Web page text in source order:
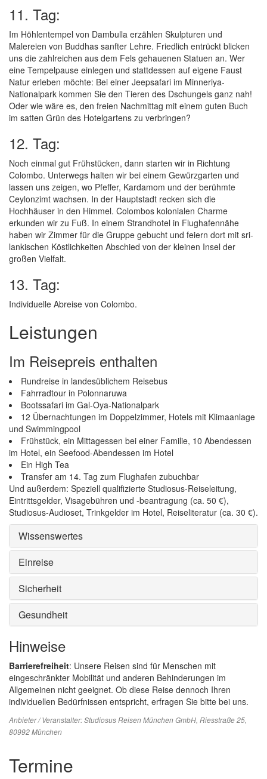
11. Tag:
Im Höhlentempel von Dambulla erzählen Skulpturen und
Malereien von Buddhas sanfter Lehre. Friedlich entrückt blicken
uns die zahlreichen aus dem Fels gehauenen Statuen an. Wer
eine Tempelpause einlegen und stattdessen auf eigene Faust
Natur erleben möchte: Bei einer Jeepsafari im Minneriya-
Nationalpark kommen Sie den Tieren des Dschungels ganz nah!
Oder wie wäre es, den freien Nachmittag mit einem guten Buch
im satten Grün des Hotelgartens zu verbringen?
12. Tag:
Noch einmal gut Frühstücken, dann starten wir in Richtung
Colombo. Unterwegs halten wir bei einem Gewürzgarten und
lassen uns zeigen, wo Pfeffer, Kardamom und der berühmte
Ceylonzimt wachsen. In der Hauptstadt recken sich die
Hochhäuser in den Himmel. Colombos kolonialen Charme
erkunden wir zu Fuß. In einem Strandhotel in Flughafennähe
haben wir Zimmer für die Gruppe gebucht und feiern dort mit sri-
lankischen Köstlichkeiten Abschied von der kleinen Insel der
großen Vielfalt.
13. Tag:
Individuelle Abreise von Colombo.
Leistungen
Im Reisepreis enthalten
Rundreise in landesüblichem Reisebus
Fahrradtour in Polonnaruwa
Bootssafari im Gal-Oya-Nationalpark
12 Übernachtungen im Doppelzimmer, Hotels mit Klimaanlage
und Swimmingpool
Frühstück, ein Mittagessen bei einer Familie, 10 Abendessen
im Hotel, ein Seefood-Abendessen im Hotel
Ein High Tea
Transfer am 14. Tag zum Flughafen zubuchbar
Und außerdem: Speziell qualifizierte Studiosus-Reiseleitung,
Eintrittsgelder, Visagebühren und -beantragung (ca. 50 €),
Studiosus-Audioset, Trinkgelder im Hotel, Reiseliteratur (ca. 30 €).
Wissenswertes
Einreise
Sicherheit
Gesundheit
Hinweise
Barrierefreiheit: Unsere Reisen sind für Menschen mit
eingeschränkter Mobilität und anderen Behinderungen im
Allgemeinen nicht geeignet. Ob diese Reise dennoch Ihren
individuellen Bedürfnissen entspricht, erfragen Sie bitte bei uns.
Anbieter / Veranstalter:Studiosus Reisen München GmbH, Riesstraße 25,
80992 München
Termine